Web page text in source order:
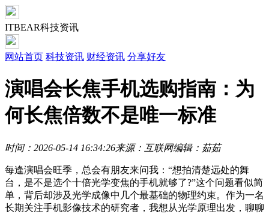
ITBEAR科技资讯
网站首页 科技资讯 财经资讯 分享好友
演唱会长焦手机选购指南：为
何长焦倍数不是唯一标准
时间：2026-05-14 16:34:26来源：互联网编辑：茹茹
每逢演唱会旺季，总会有朋友来问我：“想拍清楚远处的舞
台，是不是选个十倍光学变焦的手机就够了?”这个问题看似简
单，背后却涉及光学成像中几个最基础的物理约束。作为一名
长期关注手机影像技术的研究者，我想从光学原理出发，聊聊